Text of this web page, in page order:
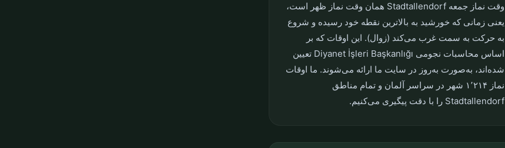
وقت نماز جمعه Stadtallendorf همان وقت نماز ظهر است،
یعنی زمانی که خورشید به بالاترین نقطه خود رسیده و شروع
به حرکت به سمت غرب می‌کند (زوال). این اوقات که بر
اساس محاسبات نجومی Diyanet İşleri Başkanlığı تعیین
شده‌اند، به‌صورت به‌روز در سایت ما ارائه می‌شوند. ما اوقات
نماز ۱٬۲۱۴ شهر در سراسر آلمان و تمام مناطق
Stadtallendorf را با دقت پیگیری می‌کنیم.